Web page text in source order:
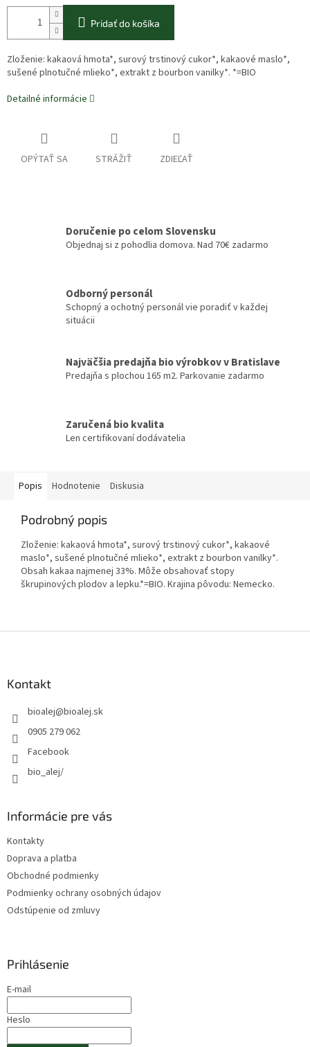
Pridať do košíka
Zloženie: kakaová hmota*, surový trstinový cukor*, kakaové maslo*,
sušené plnotučné mlieko*, extrakt z bourbon vanilky*. *=BIO
Detailné informácie
OPÝTAŤ SA STRÁŽIŤ ZDIEĽAŤ
Doručenie po celom Slovensku
Objednaj si z pohodlia domova. Nad 70€ zadarmo
Odborný personál
Schopný a ochotný personál vie poradiť v každej
situácii
Najväčšia predajňa bio výrobkov v Bratislave
Predajňa s plochou 165 m2. Parkovanie zadarmo
Zaručená bio kvalita
Len certifikovaní dodávatelia
Popis Hodnotenie Diskusia
Podrobný popis
Zloženie: kakaová hmota*, surový trstinový cukor*, kakaové
maslo*, sušené plnotučné mlieko*, extrakt z bourbon vanilky*.
Obsah kakaa najmenej 33%. Môže obsahovať stopy
škrupinových plodov a lepku.*=BIO. Krajina pôvodu: Nemecko.
Kontakt
bioalej@bioalej.sk
0905 279 062
Facebook
bio_alej/
Informácie pre vás
Kontakty
Doprava a platba
Obchodné podmienky
Podmienky ochrany osobných údajov
Odstúpenie od zmluvy
Prihlásenie
E-mail
Heslo